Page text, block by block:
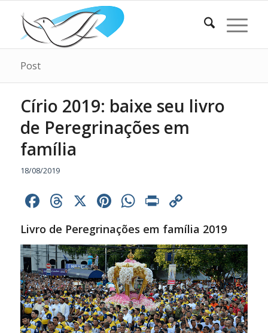
Post
Círio 2019: baixe seu livro
de Peregrinações em
família
18/08/2019
Facebook
Threads
X Pinterest
WhatsApp
Print
Link
Livro de Peregrinações em família 2019